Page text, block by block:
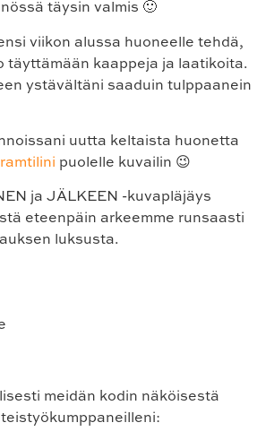
täysin valmis 🙂
viikon alussa huoneelle tehdä,
täyttämään kaappeja ja laatikoita.
ystävältäni saaduin tulppaanein
uutta keltaista huonetta
puolelle kuvailin 😉
ja JÄLKEEN -kuvapläjäys
eteenpäin arkeemme runsaasti
luksusta.
meidän kodin näköisestä